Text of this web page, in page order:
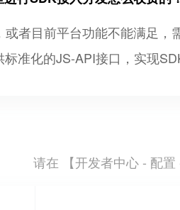
者目前平台功能不能满足
准化的JS-API接口，实现
请在 【开发者中心 - 配置